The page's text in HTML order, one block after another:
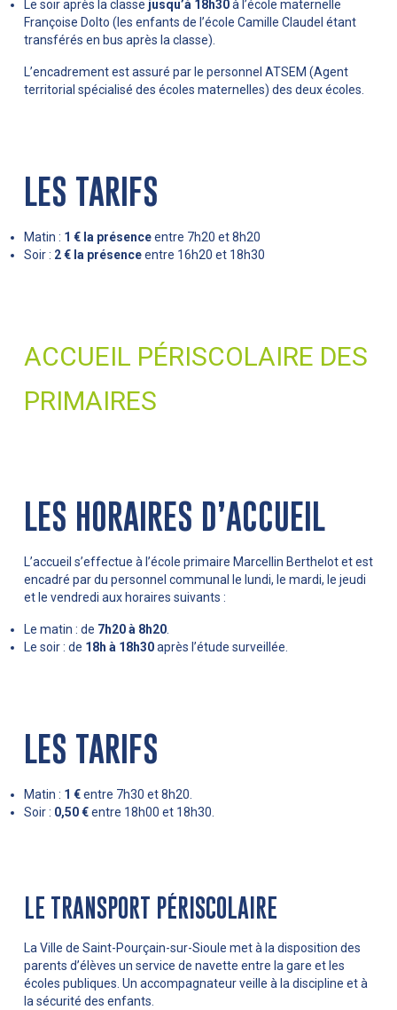
Le soir après la classe jusqu’à 18h30à l’école maternelle
Françoise Dolto (les enfants de l’école Camille Claudel étant
transférés en bus après la classe).
L’encadrement est assuré par le personnel ATSEM (Agent
territorial spécialisé des écoles maternelles) des deux écoles.
LES TARIFS
Matin : 1 € la présenceentre 7h20 et 8h20
Soir : 2 € la présenceentre 16h20 et 18h30
ACCUEIL PÉRISCOLAIRE DES
PRIMAIRES
LES HORAIRES D’ACCUEIL
L’accueil s’effectue à l’école primaire Marcellin Berthelot et est
encadré par du personnel communal le lundi, le mardi, le jeudi
et le vendredi aux horaires suivants :
Le matin : de 7h20 à 8h20.
Le soir : de 18h à 18h30après l’étude surveillée.
LES TARIFS
Matin : 1 €entre 7h30 et 8h20.
Soir : 0,50 €entre 18h00 et 18h30.
LE TRANSPORT PÉRISCOLAIRE
La Ville de Saint-Pourçain-sur-Sioule met à la disposition des
parents d’élèves un service de navette entre la gare et les
écoles publiques. Un accompagnateur veille à la discipline et à
la sécurité des enfants.